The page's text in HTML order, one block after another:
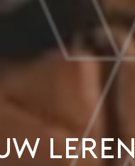
leren